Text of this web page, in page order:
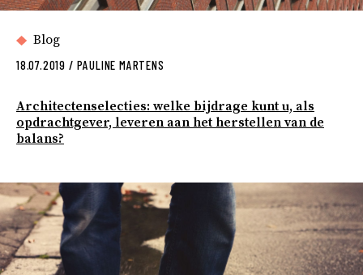
Blog
18.07.2019 / PAULINE MARTENS
Architectenselecties: welke bijdrage kunt u, als
opdrachtgever, leveren aan het herstellen van de
balans?